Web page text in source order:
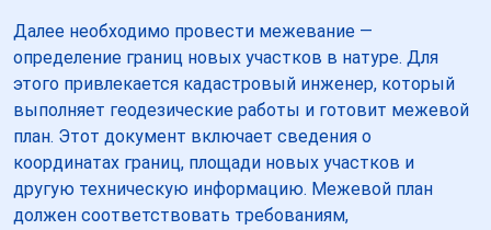
Далее необходимо провести межевание —
определение границ новых участков в натуре. Для
этого привлекается кадастровый инженер, который
выполняет геодезические работы и готовит межевой
план. Этот документ включает сведения о
координатах границ, площади новых участков и
другую техническую информацию. Межевой план
должен соответствовать требованиям,